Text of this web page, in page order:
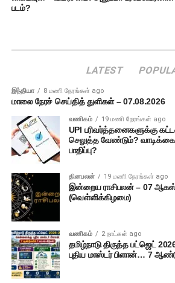
படம்?
LATEST
இந்தியா 8 மணி நேரங்கள் ago
மாலை நேரச் செய்தித் துளிகள் – 07.08.2026
வணிகம் 19 மணி நேரங்கள் ago
UPI பரிவர்த்தனைகளுக்கு
செலுத்த வேண்டும்?
பாதிப்பு?
தினபலன் 19 மணி நேரங்கள் ago
இன்றைய ராசிபலன் – 07
(வெள்ளிக்கிழமை)
வணிகம் 2 நாட்கள் ago
தமிழ்நாடு திருத்த பட்ஜெட்
புதிய மாஸ்டர் பிளான்… 7